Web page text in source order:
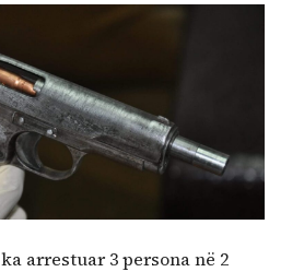
arrestuar 3 persona në 2